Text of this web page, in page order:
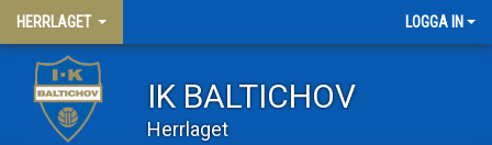
HERRLAGET LOGGA IN
IK BALTICHOV
Herrlaget